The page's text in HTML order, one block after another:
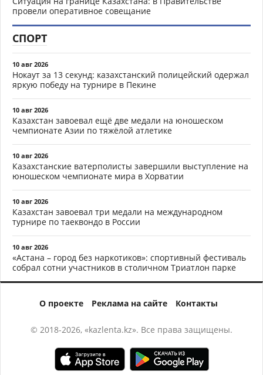
провели оперативное совещание
СПОРТ
10 авг 2026
Нокаут за 13 секунд: казахстанский полицейский одержал
яркую победу на турнире в Пекине
10 авг 2026
Казахстан завоевал ещё две медали на юношеском
чемпионате Азии по тяжёлой атлетике
10 авг 2026
Казахстанские ватерполисты завершили выступление на
юношеском чемпионате мира в Хорватии
10 авг 2026
Казахстан завоевал три медали на международном
турнире по таеквондо в России
10 авг 2026
«Астана – город без наркотиков»: спортивный фестиваль
собрал сотни участников в столичном Триатлон парке
О проекте Реклама на сайте Контакты
© 2018-2026, «kazlenta.kz». Все права защищены.